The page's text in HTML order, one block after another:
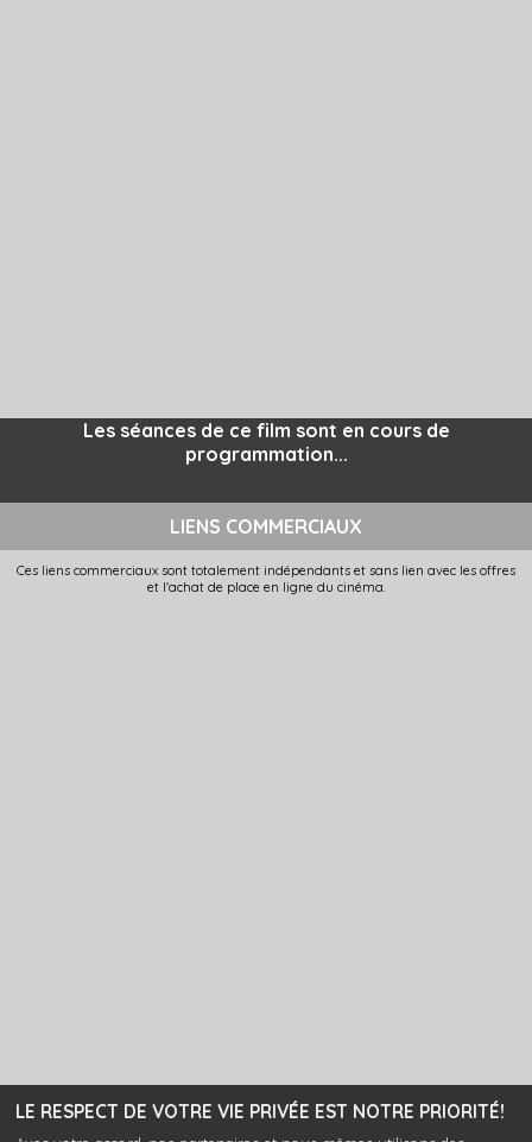
LE RESPECT DE VOTRE VIE PRIVÉE EST NOTRE PRIORITÉ!
Les séances de ce film sont en cours de
programmation...
LIENS COMMERCIAUX
Ces liens commerciaux sont totalement indépendants et sans lien avec les offres
et l'achat de place en ligne du cinéma.